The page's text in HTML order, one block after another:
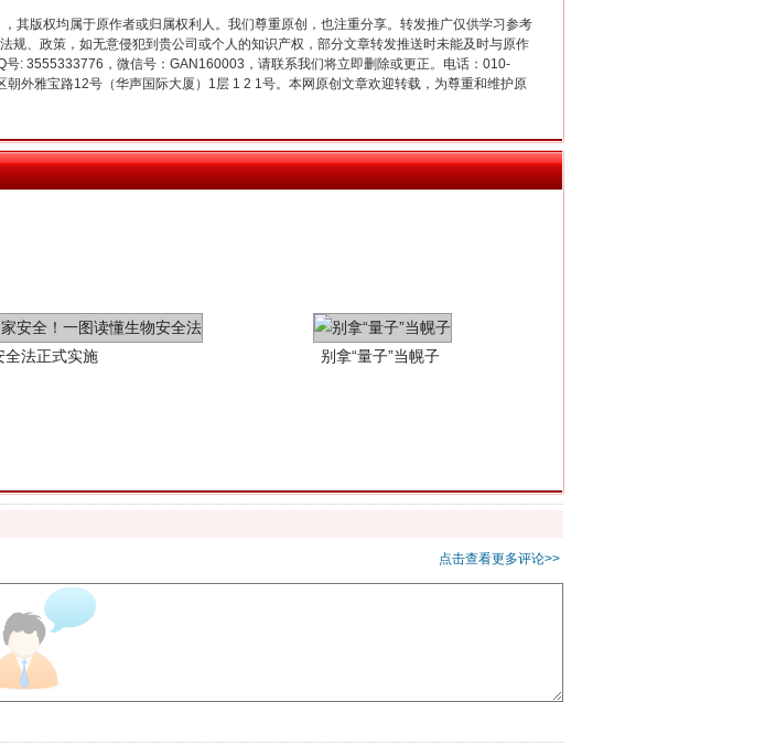
其版权均属于原作者或归属权利人。我们尊重原创，也注重分享。转发推广仅供学习参考
、政策，如无意侵犯到贵公司或个人的知识产权，部分文章转发推送时未能及时与原作
: 3555333776，微信号：GAN160003，请联系我们将立即删除或更正。电话：010-
外雅宝路12号（华声国际大厦）1层 1 2 1号。本网原创文章欢迎转载，为尊重和维护原
点击查看更多评论>>